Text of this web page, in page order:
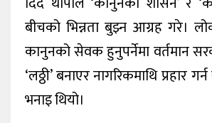
बीचको भिन्नता बुझ्न आग्रह गरे।
कानुनको सेवक हुनुपर्नेमा वर्तमान
‘लठ्ठी’ बनाएर नागरिकमाथि प्रहार
भनाइ थियो।